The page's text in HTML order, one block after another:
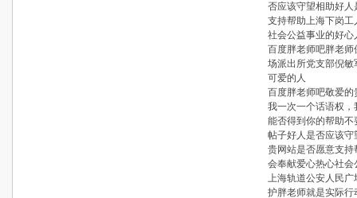
否应该守望相助好
支持帮助上海下岗
社会公益事业的好心
百度胖老师吧胖老
场派出所党支部倪
可爱的人
百度胖老师吧敬爱
我一次一个话语权
能否得到你的帮助
帖子好人是否应该
贵网站是否愿意支
会奉献爱心热心社
上海轨道公安人民
护胖老师就是实际